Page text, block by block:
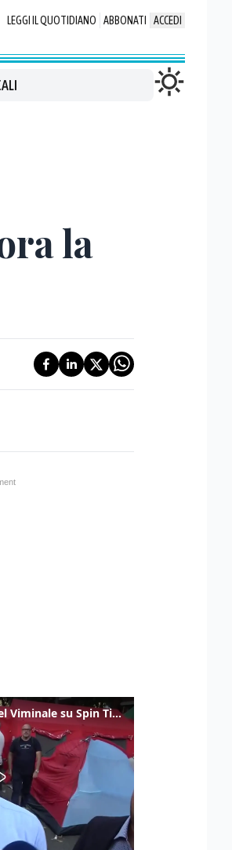
LEGGI IL QUOTIDIANO ABBONATI ACCEDI
la
Gualtieri: "Responsabilità del Viminale su Spin Time? La posizione dei partiti è nota"